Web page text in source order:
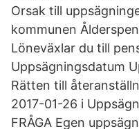
Orsak till
kommunen
Löneväxlar du till
Uppsägningsdatum
Rätten till
2017-01-26 i
FRÅGA Egen